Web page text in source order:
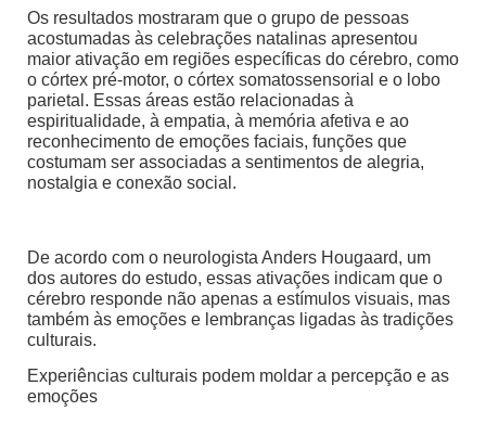
Os resultados mostraram que o grupo de pessoas
acostumadas às celebrações natalinas apresentou
maior ativação em regiões específicas do cérebro, como
o córtex pré-motor, o córtex somatossensorial e o lobo
parietal. Essas áreas estão relacionadas à
espiritualidade, à empatia, à memória afetiva e ao
reconhecimento de emoções faciais, funções que
costumam ser associadas a sentimentos de alegria,
nostalgia e conexão social.
De acordo com o neurologista Anders Hougaard, um
dos autores do estudo, essas ativações indicam que o
cérebro responde não apenas a estímulos visuais, mas
também às emoções e lembranças ligadas às tradições
culturais.
Experiências culturais podem moldar a percepção e as
emoções